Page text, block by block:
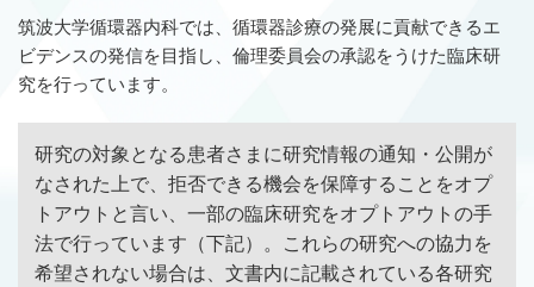
筑波大学循環器内科では、循環器診療の発展に貢献できるエ
ビデンスの発信を目指し、倫理委員会の承認をうけた臨床研
究を行っています。
研究の対象となる患者さまに研究情報の通知・公開が
なされた上で、拒否できる機会を保障することをオプ
トアウトと言い、一部の臨床研究をオプトアウトの手
法で行っています（下記）。これらの研究への協力を
希望されない場合は、文書内に記載されている各研究